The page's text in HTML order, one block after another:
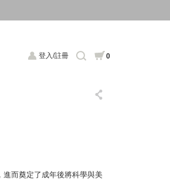
登入/註冊 0
進而奠定了成年後將科學與美